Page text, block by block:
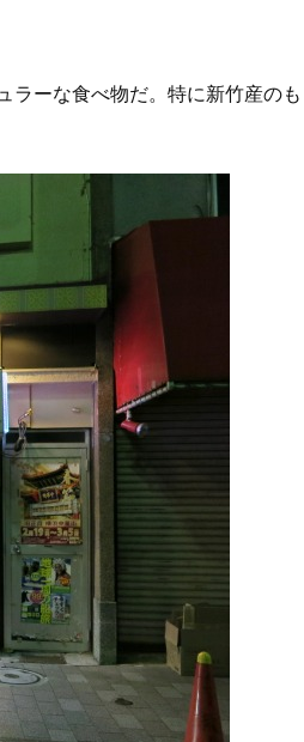
ラーな食べ物だ。特に新竹産のも